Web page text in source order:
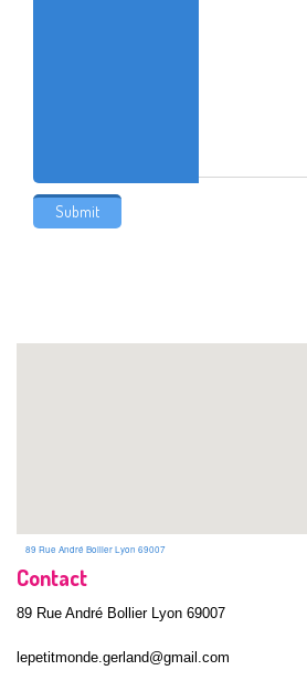
89 Rue André Bollier Lyon 69007
Contact
89 Rue André Bollier Lyon 69007
lepetitmonde.gerland@gmail.com